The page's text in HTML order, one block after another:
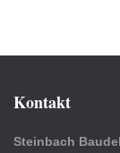
Kontakt
Steinbach